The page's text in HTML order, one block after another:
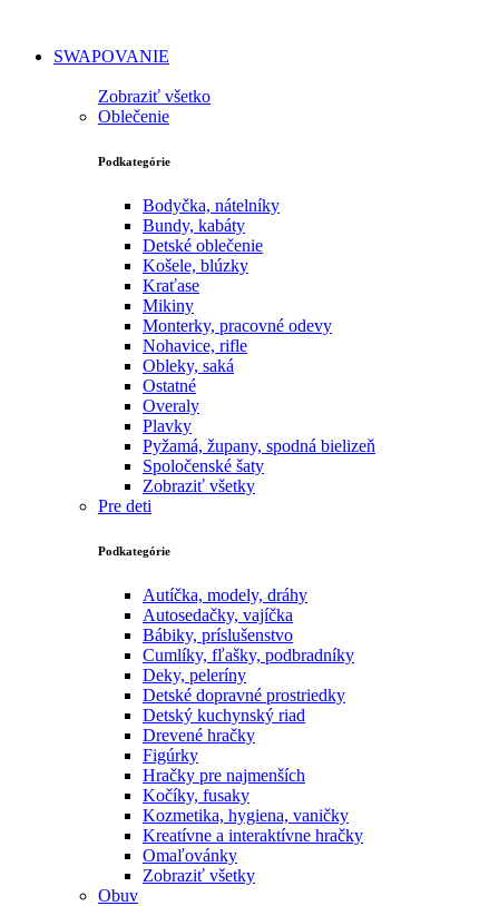
SWAPOVANIE
Zobraziť všetko
Oblečenie
Podkategórie
Bodyčka, nátelníky
Bundy, kabáty
Detské oblečenie
Košele, blúzky
Kraťase
Mikiny
Monterky, pracovné odevy
Nohavice, rifle
Obleky, saká
Ostatné
Overaly
Plavky
Pyžamá, župany, spodná bielizeň
Spoločenské šaty
Zobraziť všetky
Pre deti
Podkategórie
Autíčka, modely, dráhy
Autosedačky, vajíčka
Bábiky, príslušenstvo
Cumlíky, fľašky, podbradníky
Deky, peleríny
Detské dopravné prostriedky
Detský kuchynský riad
Drevené hračky
Figúrky
Hračky pre najmenších
Kočíky, fusaky
Kozmetika, hygiena, vaničky
Kreatívne a interaktívne hračky
Omaľovánky
Zobraziť všetky
Obuv